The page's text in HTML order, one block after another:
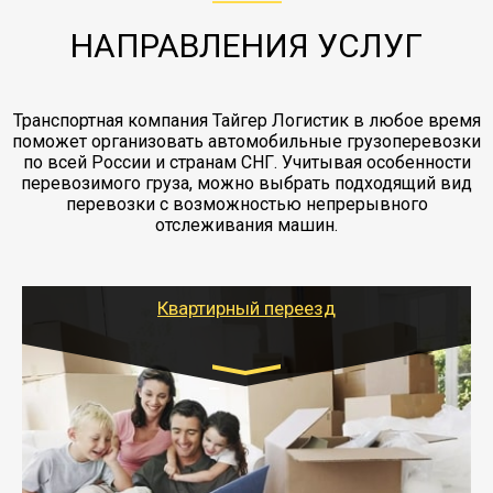
НАПРАВЛЕНИЯ УСЛУГ
Транспортная компания Тайгер Логистик в любое время
поможет организовать автомобильные грузоперевозки
по всей России и странам СНГ. Учитывая особенности
перевозимого груза, можно выбрать подходящий вид
перевозки с возможностью непрерывного
отслеживания машин.
Квартирный переезд
Газель: 1,5 и 3 тонны
от 5000 руб.